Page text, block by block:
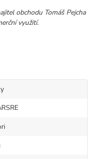
obchodu Tomáš Pejcha
využití.